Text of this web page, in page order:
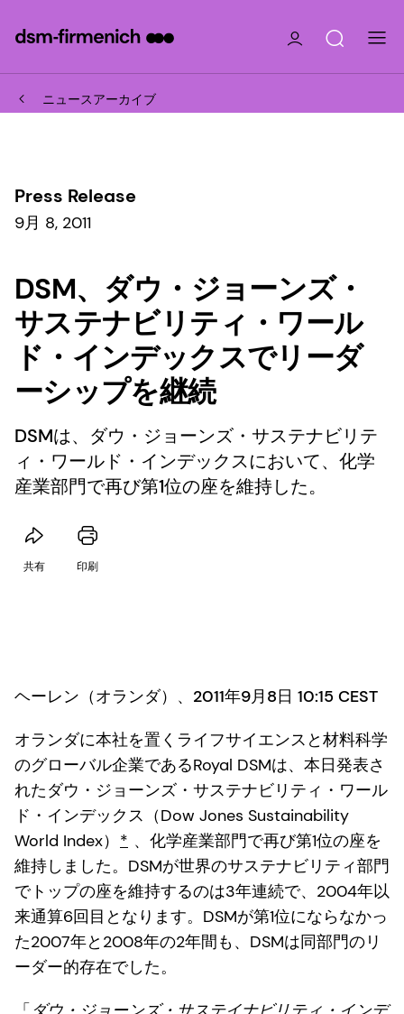
ニュースアーカイブ
Press Release
9月 8, 2011
DSM、ダウ・ジョーンズ・
サステナビリティ・ワール
ド・インデックスでリーダ
ーシップを継続
DSMは、ダウ・ジョーンズ・サステナビリテ
ィ・ワールド・インデックスにおいて、化学
産業部門で再び第1位の座を維持した。
共有 印刷
ヘーレン（オランダ）、2011年9月8日 10:15 CEST
オランダに本社を置くライフサイエンスと材料科学
のグローバル企業であるRoyal DSMは、本日発表さ
れたダウ・ジョーンズ・サステナビリティ・ワール
ド・インデックス（Dow Jones Sustainability
World Index） * 、化学産業部門で再び第1位の座を
維持しました。DSMが世界のサステナビリティ部門
でトップの座を維持するのは3年連続で、2004年以
来通算6回目となります。DSMが第1位にならなかっ
た2007年と2008年の2年間も、DSMは同部門のリ
ーダー的存在でした。